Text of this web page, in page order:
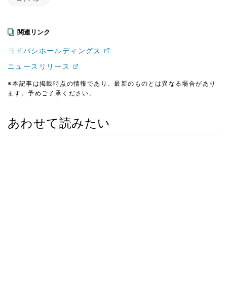
関連リンク
ヨドバシホールディングス
ニュースリリース
※本記事は掲載時点の情報であり、最新のものとは異なる場合があり
ます。予めご了承ください。
あわせて読みたい